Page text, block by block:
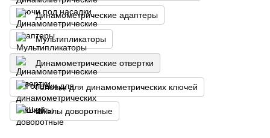
Динамометрические адаптеры
Мультипликаторы
Динамометрические отвертки
Головки для динамометрических ключей
Шкалы доворотные